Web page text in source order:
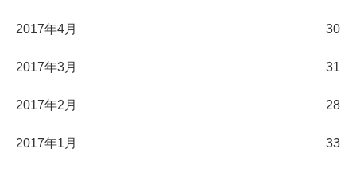
2017年4月 30
2017年3月 31
2017年2月 28
2017年1月 33